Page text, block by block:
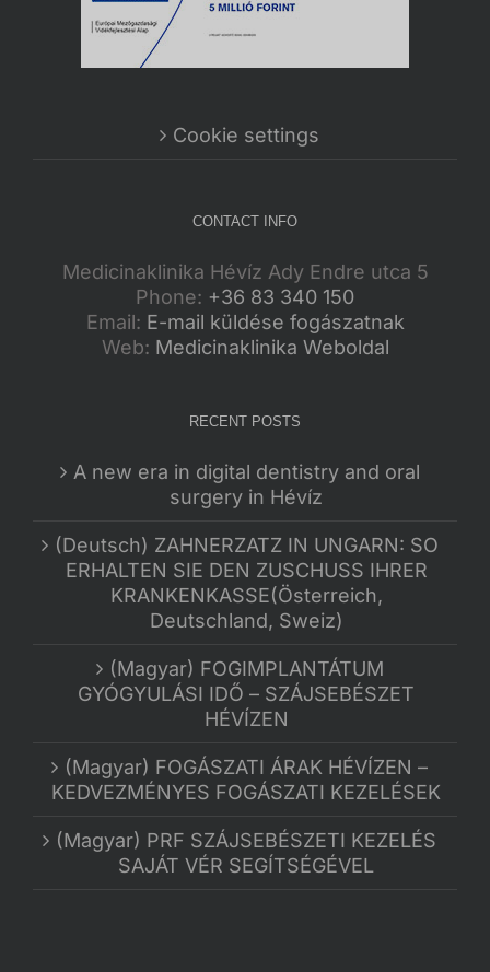
Cookie settings
CONTACT INFO
Medicinaklinika Hévíz Ady Endre utca 5
Phone: +36 83 340 150
Email: E-mail küldése fogászatnak
Web: Medicinaklinika Weboldal
RECENT POSTS
A new era in digital dentistry and oral
surgery in Hévíz
(Deutsch) ZAHNERZATZ IN UNGARN: SO
ERHALTEN SIE DEN ZUSCHUSS IHRER
KRANKENKASSE(Österreich,
Deutschland, Sweiz)
(Magyar) FOGIMPLANTÁTUM
GYÓGYULÁSI IDŐ – SZÁJSEBÉSZET
HÉVÍZEN
(Magyar) FOGÁSZATI ÁRAK HÉVÍZEN –
KEDVEZMÉNYES FOGÁSZATI KEZELÉSEK
(Magyar) PRF SZÁJSEBÉSZETI KEZELÉS
SAJÁT VÉR SEGÍTSÉGÉVEL